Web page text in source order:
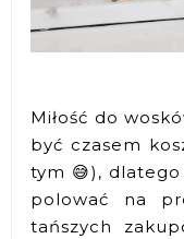
Miłość do
być czasem
tym 😅),
polować na
tańszych